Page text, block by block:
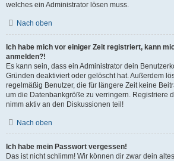
welches ein Administrator lösen muss.
Nach oben
Ich habe mich vor einiger Zeit registriert, kann
anmelden?!
Es kann sein, dass ein Administrator dein
Gründen deaktiviert oder gelöscht hat. Außerdem
regelmäßig Benutzer, die für längere Zeit keine
um die Datenbankgröße zu verringern. Registriere
nimm aktiv an den Diskussionen teil!
Nach oben
Ich habe mein Passwort vergessen!
Das ist nicht schlimm! Wir können dir zwar dein